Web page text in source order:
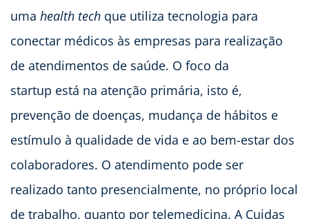
uma health tech que utiliza tecnologia para
conectar médicos às empresas para realização
de atendimentos de saúde. O foco da
startup está na atenção primária, isto é,
prevenção de doenças, mudança de hábitos e
estímulo à qualidade de vida e ao bem-estar dos
colaboradores. O atendimento pode ser
realizado tanto presencialmente, no próprio local
de trabalho, quanto por telemedicina. A Cuidas